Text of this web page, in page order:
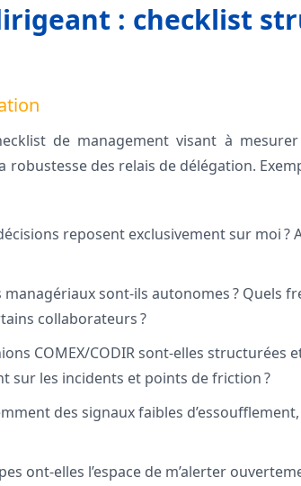
: checklist
de management visant à
des relais de délégation.
reposent exclusivement sur moi ?
sont-ils autonomes ? Quels
collaborateurs ?
COMEX/CODIR sont-elles structurées
sur les incidents et points de friction ?
des signaux faibles
ont-elles l’espace de m’alerter